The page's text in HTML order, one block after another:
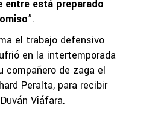
entre está preparado
”.
el trabajo defensivo
en la intertemporada
compañero de zaga el
Peralta, para recibir
Viáfara.